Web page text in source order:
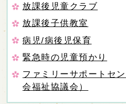
放課後児童クラブ
放課後子供教室
病児/病後児保育
緊急時の児童預かり
ファミリーサポートセ
会福祉協議会）